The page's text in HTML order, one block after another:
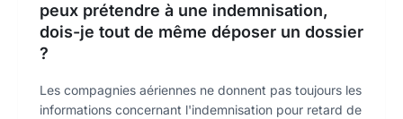
peux prétendre à une indemnisation,
dois-je tout de même déposer un dossier
?
Les compagnies aériennes ne donnent pas toujours les
informations concernant l'indemnisation pour retard de